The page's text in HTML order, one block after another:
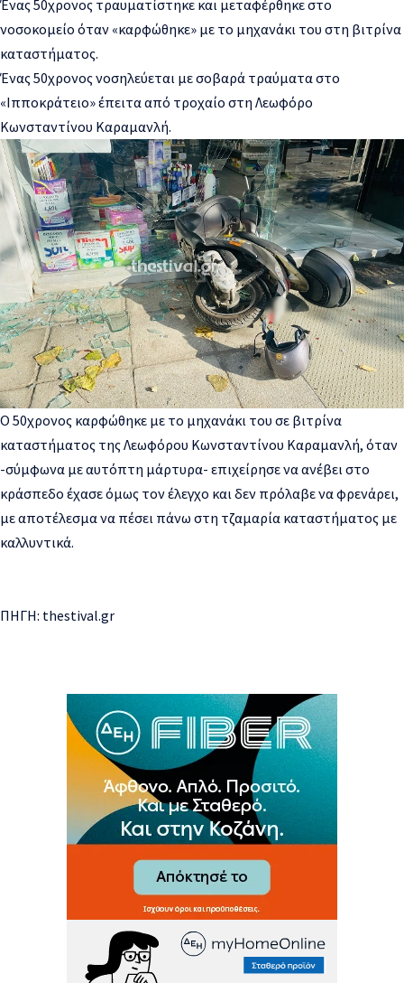
Ένας 50χρονος τραυματίστηκε και μεταφέρθηκε στο
νοσοκομείο όταν «καρφώθηκε» με το μηχανάκι του στη βιτρίνα
καταστήματος.
Ένας 50χρονος νοσηλεύεται με σοβαρά τραύματα στο
«Ιπποκράτειο» έπειτα από τροχαίο στη Λεωφόρο
Κωνσταντίνου Καραμανλή.
Ο 50χρονος καρφώθηκε με το μηχανάκι του σε βιτρίνα
καταστήματος της Λεωφόρου Κωνσταντίνου Καραμανλή, όταν
-σύμφωνα με αυτόπτη μάρτυρα- επιχείρησε να ανέβει στο
κράσπεδο έχασε όμως τον έλεγχο και δεν πρόλαβε να φρενάρει,
με αποτέλεσμα να πέσει πάνω στη τζαμαρία καταστήματος με
καλλυντικά.
ΠΗΓΗ: thestival.gr